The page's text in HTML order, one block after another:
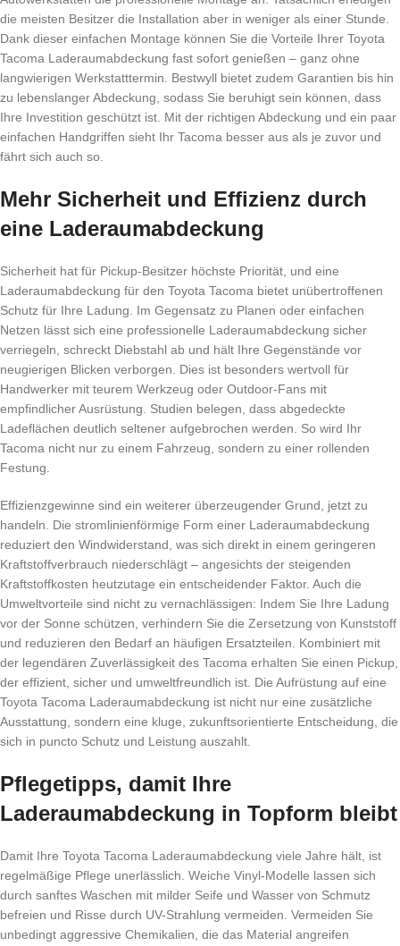
die meisten Besitzer die Installation aber in weniger als einer Stunde.
Dank dieser einfachen Montage können Sie die Vorteile Ihrer Toyota
Tacoma Laderaumabdeckung fast sofort genießen – ganz ohne
langwierigen Werkstatttermin. Bestwyll bietet zudem Garantien bis hin
zu lebenslanger Abdeckung, sodass Sie beruhigt sein können, dass
Ihre Investition geschützt ist. Mit der richtigen Abdeckung und ein paar
einfachen Handgriffen sieht Ihr Tacoma besser aus als je zuvor und
fährt sich auch so.
Mehr Sicherheit und Effizienz durch
eine Laderaumabdeckung
Sicherheit hat für Pickup-Besitzer höchste Priorität, und eine
Laderaumabdeckung für den Toyota Tacoma bietet unübertroffenen
Schutz für Ihre Ladung. Im Gegensatz zu Planen oder einfachen
Netzen lässt sich eine professionelle Laderaumabdeckung sicher
verriegeln, schreckt Diebstahl ab und hält Ihre Gegenstände vor
neugierigen Blicken verborgen. Dies ist besonders wertvoll für
Handwerker mit teurem Werkzeug oder Outdoor-Fans mit
empfindlicher Ausrüstung. Studien belegen, dass abgedeckte
Ladeflächen deutlich seltener aufgebrochen werden. So wird Ihr
Tacoma nicht nur zu einem Fahrzeug, sondern zu einer rollenden
Festung.
Effizienzgewinne sind ein weiterer überzeugender Grund, jetzt zu
handeln. Die stromlinienförmige Form einer Laderaumabdeckung
reduziert den Windwiderstand, was sich direkt in einem geringeren
Kraftstoffverbrauch niederschlägt – angesichts der steigenden
Kraftstoffkosten heutzutage ein entscheidender Faktor. Auch die
Umweltvorteile sind nicht zu vernachlässigen: Indem Sie Ihre Ladung
vor der Sonne schützen, verhindern Sie die Zersetzung von Kunststoff
und reduzieren den Bedarf an häufigen Ersatzteilen. Kombiniert mit
der legendären Zuverlässigkeit des Tacoma erhalten Sie einen Pickup,
der effizient, sicher und umweltfreundlich ist. Die Aufrüstung auf eine
Toyota Tacoma Laderaumabdeckung ist nicht nur eine zusätzliche
Ausstattung, sondern eine kluge, zukunftsorientierte Entscheidung, die
sich in puncto Schutz und Leistung auszahlt.
Pflegetipps, damit Ihre
Laderaumabdeckung in Topform bleibt
Damit Ihre Toyota Tacoma Laderaumabdeckung viele Jahre hält, ist
regelmäßige Pflege unerlässlich. Weiche Vinyl-Modelle lassen sich
durch sanftes Waschen mit milder Seife und Wasser von Schmutz
befreien und Risse durch UV-Strahlung vermeiden. Vermeiden Sie
unbedingt aggressive Chemikalien, die das Material angreifen